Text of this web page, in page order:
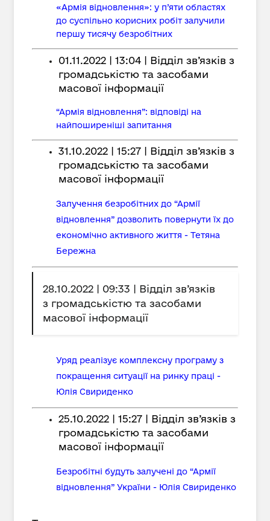
«Армія відновлення»: у п’яти областях
до суспільно корисних робіт залучили
першу тисячу безробітних
01.11.2022 | 13:04 | Відділ зв’язків з
громадськістю та засобами
масової інформації
“Армія відновлення”: відповіді на
найпоширеніші запитання
31.10.2022 | 15:27 | Відділ зв’язків з
громадськістю та засобами
масової інформації
Залучення безробітних до “Армії
відновлення” дозволить повернути їх до
економічно активного життя - Тетяна
Бережна
28.10.2022 | 09:33 | Відділ зв’язків
з громадськістю та засобами
масової інформації
Уряд реалізує комплексну програму з
покращення ситуації на ринку праці -
Юлія Свириденко
25.10.2022 | 15:27 | Відділ зв’язків з
громадськістю та засобами
масової інформації
Безробітні будуть залучені до “Армії
відновлення” України - Юлія Свириденко